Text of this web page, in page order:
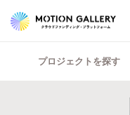
プロジェクトを探す